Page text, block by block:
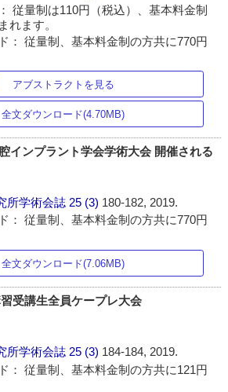
従量制は110円（税込）、基本料金制
れます。
： 従量制、基本料金制の方共に770円
アブストラクトを見る
全文ダウンロード(4.70MB)
インプラント学会学術大会 開催される
所学術会誌 25 (3) 180-182, 2019.
： 従量制、基本料金制の方共に770円
全文ダウンロード(7.06MB)
受講生全員ケープレ大会
所学術会誌 25 (3) 184-184, 2019.
： 従量制、基本料金制の方共に121円